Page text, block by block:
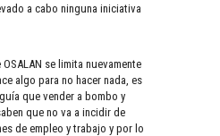
a cabo ninguna iniciativa
se limita nuevamente
algo para no hacer nada, es
que vender a bombo y
que no va a incidir de
de empleo y trabajo y por lo